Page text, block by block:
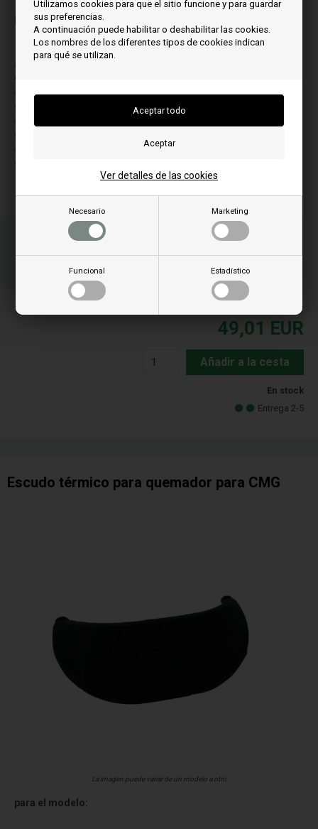
Utilizamos cookies para que el sitio funcione y para guardar
sus preferencias.
A continuación puede habilitar o deshabilitar las cookies.
Los nombres de los diferentes tipos de cookies indican
para qué se utilizan.
Necesario Marketing
Funcional Estadístico
Ver detalles de las cookies
para el modelo:
A
ALBION 6
ALBION 9
ALBION-2 6
ALBION-2 9
ALIAS 8
AVALON-2 6
AVALON-2 9
E
EIRENE 6
EIRENE 9
T
THULE-2 9
Ordene su(s) artículo(s) antes de las 3 p.m.
Número de paquete a enviar
PLos precios incluyen el IVA
49,01 EUR
Añadir a la cesta
En stock
Entrega 2-5
Escudo térmico para quemador para CMG
La imagen puede variar de un modelo a otro
para el modelo: